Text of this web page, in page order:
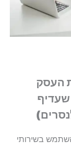
העסק
שעדיף
בשירותי